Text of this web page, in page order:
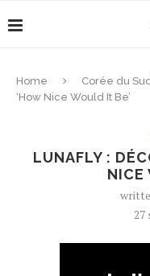
Home Corée du
‘How Nice Would It Be’
LUNAFLY :
NICE
27